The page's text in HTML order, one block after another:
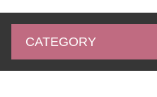
CATEGORY